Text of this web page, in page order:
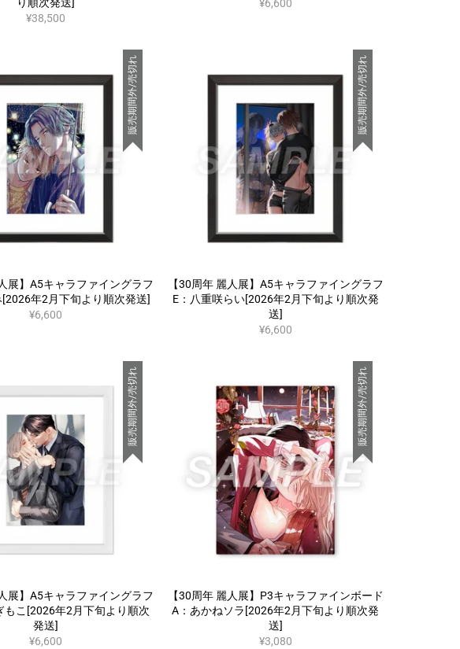
¥38,500
¥6,600
販売期間外/売切れ
展】A5キャラファイングラフ
[2026年2月下旬より順次発送]
¥6,600
販売期間外/売切れ
【30周年 麗人展】A5キャラファイングラフ
E：八重咲らい[2026年2月下旬より順次発
送]
¥6,600
販売期間外/売切れ
展】A5キャラファイングラフ
もこ[2026年2月下旬より順次
発送]
¥6,600
販売期間外/売切れ
【30周年 麗人展】P3キャラファインボード
A：あかねソラ[2026年2月下旬より順次発
送]
¥3,080